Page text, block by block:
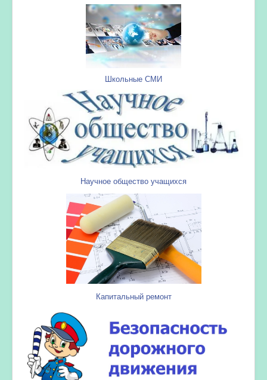
Школьные СМИ
Научное общество учащихся
Капитальный ремонт